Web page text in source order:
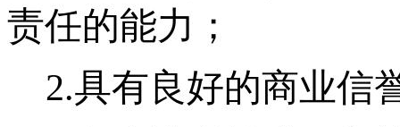
责任的能力；
2.具有良好的商业信